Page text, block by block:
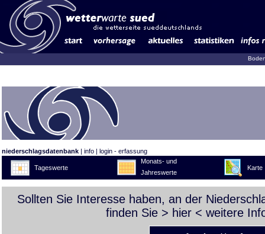
niederschlagsdatenbank | info | login - erfassung
Tageswerte
Monats- und
Jahreswerte
Karte
Sollten Sie Interesse haben, an der
finden Sie > hier < weitere